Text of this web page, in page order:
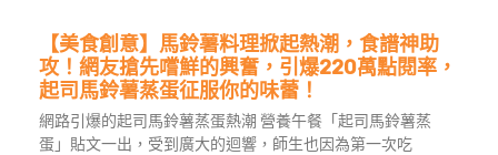
【美食創意】馬鈴薯料理掀起熱潮，食譜神助
攻！網友搶先嚐鮮的興奮，引爆220萬點閱率，
起司馬鈴薯蒸蛋征服你的味蕾！
網路引爆的起司馬鈴薯蒸蛋熱潮 營養午餐「起司馬鈴薯蒸
蛋」貼文一出，受到廣大的迴響，師生也因為第一次吃